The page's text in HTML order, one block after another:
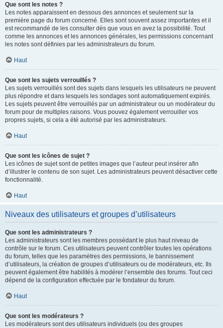
Que sont les notes ?
Les notes apparaissent en dessous des annonces et seulement sur la
première page du forum concerné. Elles sont souvent assez importantes et il
est recommandé de les consulter dès que vous en avez la possibilité. Tout
comme les annonces et les annonces générales, les permissions concernant
les notes sont définies par les administrateurs du forum.
Haut
Que sont les sujets verrouillés ?
Les sujets verrouillés sont des sujets dans lesquels les utilisateurs ne peuvent
plus répondre et dans lesquels les sondages sont automatiquement expirés.
Les sujets peuvent être verrouillés par un administrateur ou un modérateur du
forum pour de multiples raisons. Vous pouvez également verrouiller vos
propres sujets, si cela a été autorisé par les administrateurs.
Haut
Que sont les icônes de sujet ?
Les icônes de sujet sont de petites images que l’auteur peut insérer afin
d’illustrer le contenu de son sujet. Les administrateurs peuvent désactiver cette
fonctionnalité.
Haut
Niveaux des utilisateurs et groupes d’utilisateurs
Que sont les administrateurs ?
Les administrateurs sont les membres possédant le plus haut niveau de
contrôle sur le forum. Ces utilisateurs peuvent contrôler toutes les opérations
du forum, telles que les paramètres des permissions, le bannissement
d’utilisateurs, la création de groupes d’utilisateurs ou de modérateurs, etc. Ils
peuvent également être habilités à modérer l’ensemble des forums. Tout ceci
dépend de la configuration effectuée par le fondateur du forum.
Haut
Que sont les modérateurs ?
Les modérateurs sont des utilisateurs individuels (ou des groupes